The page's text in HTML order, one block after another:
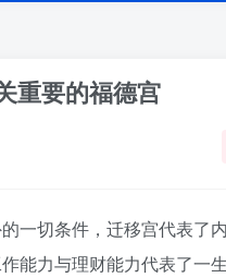
重要的福德宫
一切条件，迁移宫代表了
能力与理财能力代表了一